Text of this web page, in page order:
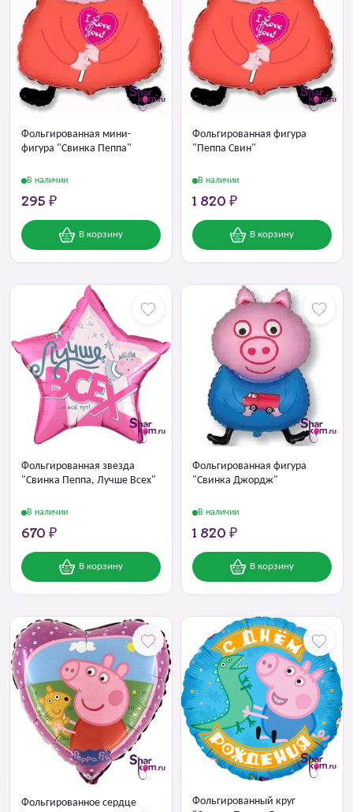
Фольгированная мини-
фигура "Свинка Пеппа"
В наличии
295 ₽
В корзину
Фольгированная фигура
"Пеппа Свин"
В наличии
1 820 ₽
В корзину
Фольгированная звезда
"Свинка Пеппа, Лучше Всех"
В наличии
670 ₽
В корзину
Фольгированная фигура
"Свинка Джордж"
В наличии
1 820 ₽
В корзину
Фольгированное сердце
Фольгированный круг